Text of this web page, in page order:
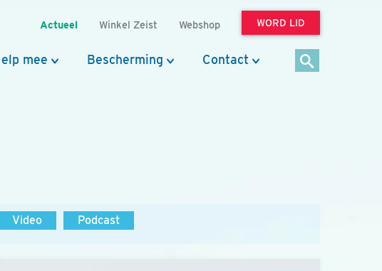
Actueel Winkel Zeist Webshop WORD LID
mee Bescherming Contact
Video Podcast